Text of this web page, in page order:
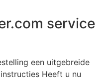
service
een uitgebreide
Heeft u nu